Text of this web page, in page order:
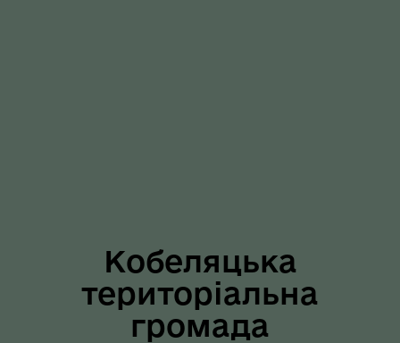
Кобеляцька
територіальна
громада